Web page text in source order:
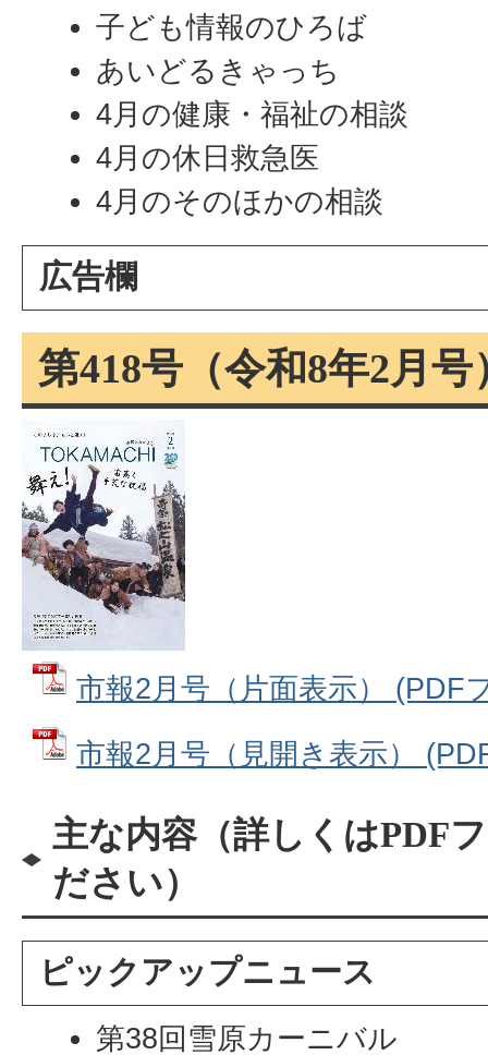
子ども情報のひろば
あいどるきゃっち
4月の健康・福祉の相談
4月の休日救急医
4月のそのほかの相談
広告欄
第418号（令和8年2月号
市報2月号（片面表示） (PDF
市報2月号（見開き表示）
主な内容（詳しくはPDF
ださい）
ピックアップニュース
第38回雪原カーニバル